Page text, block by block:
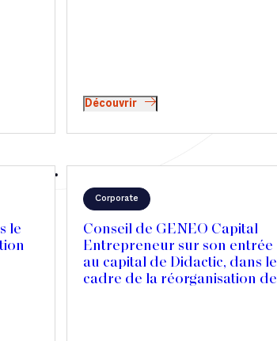
Découvrir
le
Corporate
Conseil de GENEO Capital
Entrepreneur sur son entrée
au capital de Didactic, dans le
cadre de la réorganisation de